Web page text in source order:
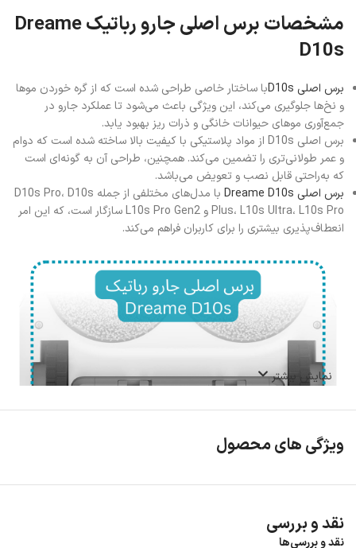
مشخصات برس اصلی جارو رباتیک Dreame
D10s
برس اصلی D10s
با ساختار خاصی طراحی شده است که از گره خوردن موها
و نخ‌ها جلوگیری می‌کند، این ویژگی باعث می‌شود تا عملکرد جارو در
جمع‌آوری موهای حیوانات خانگی و ذرات ریز بهبود یابد.
برس اصلی D10s از مواد پلاستیکی با کیفیت بالا ساخته شده است که دوام
و عمر طولانی‌تری را تضمین می‌کند. همچنین، طراحی آن به گونه‌ای است
که به‌راحتی قابل نصب و تعویض می‌باشد.
برس اصلی Dreame D10s
با مدل‌های مختلفی از جمله D10s Pro، D10s
Plus، L10s Ultra، L10s Pro و L10s Pro Gen2 سازگار است، که این امر
انعطاف‌پذیری بیشتری را برای کاربران فراهم می‌کند.
نمایش بیشتر
ویژگی های محصول
نقد و بررسی
نقد و بررسی‌ها